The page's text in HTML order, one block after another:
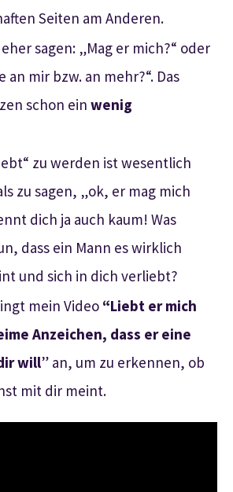
Seiten am Anderen.
sagen: „Mag er mich?“ oder
an mir bzw. an mehr?“. Das
schon ein wenig
zu werden ist wesentlich
zu sagen, „ok, er mag mich
dich ja auch kaum! Was
dass ein Mann es wirklich
und sich in dich verliebt?
mein Video “Liebt er mich
Anzeichen, dass er eine
will” an, um zu erkennen, ob
mit dir meint.